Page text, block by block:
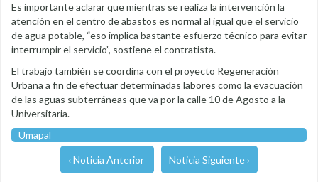
Es importante aclarar que mientras se realiza la intervención la
atención en el centro de abastos es normal al igual que el servicio
de agua potable, “eso implica bastante esfuerzo técnico para evitar
interrumpir el servicio”, sostiene el contratista.
El trabajo también se coordina con el proyecto Regeneración
Urbana a fin de efectuar determinadas labores como la evacuación
de las aguas subterráneas que va por la calle 10 de Agosto a la
Universitaria.
Umapal
‹ Noticia Anterior Noticia Siguiente ›